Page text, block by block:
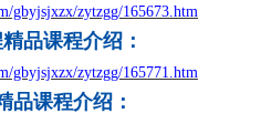
gbyjsjxzx/zytzgg/165673.htm
品课程介绍 ：
gbyjsjxzx/zytzgg/165771.htm
品课程介绍 ：